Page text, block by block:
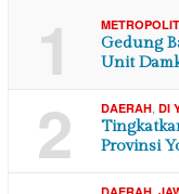
1
Gedung
Unit
2 DAERAH, DI
Provinsi